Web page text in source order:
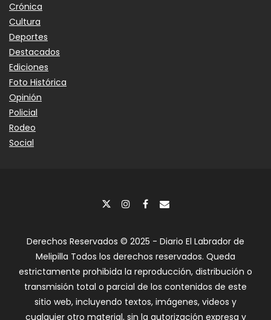
Crónica
Cultura
Deportes
Destacados
Ediciones
Foto Histórica
Opinión
Policial
Rodeo
Social
Derechos Reservados © 2025 - Diario El Labrador de
Melipilla Todos los derechos reservados. Queda
estrictamente prohibida la reproducción, distribución o
transmisión total o parcial de los contenidos de este
sitio web, incluyendo textos, imágenes, videos y
cualquier otro material, sin la autorización expresa y